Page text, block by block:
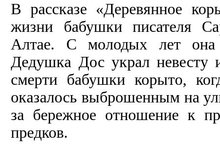
В рассказе «Деревянное
жизни бабушки писателя
Алтае. С молодых лет она
Дедушка Дос украл невесту
смерти бабушки корыто,
оказалось выброшенным на
за бережное отношение к
предков.